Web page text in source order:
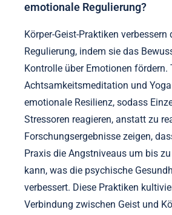
emotionale Regulierung?
Körper-Geist-Praktiken
Regulierung, indem sie das
Kontrolle über Emotionen fördern.
Achtsamkeitsmeditation und
emotionale Resilienz, sodass
Stressoren reagieren, anstatt zu
Forschungsergebnisse zeigen,
Praxis die Angstniveaus um bis
kann, was die psychische
verbessert. Diese Praktiken
Verbindung zwischen Geist und